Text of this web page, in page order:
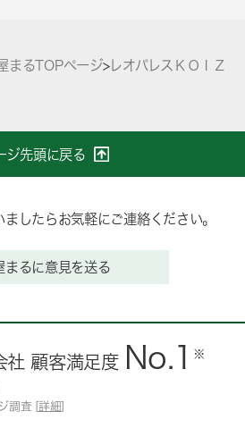
まるTOPページ>レオパレスＫＯＩＺ
ジ先頭に戻る
したらお気軽にご連絡ください。
まるに意見を送る
社 顧客満足度 No.1 ※
調査 [ 詳細